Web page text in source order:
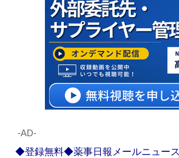
‐AD‐
◆登録無料◆薬事日報メールニュー